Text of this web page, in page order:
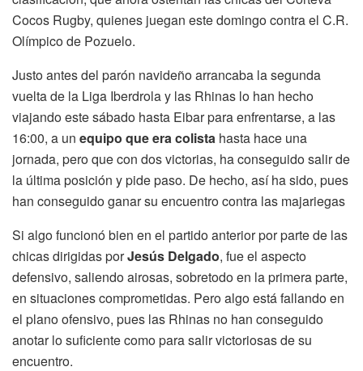
Cocos Rugby, quienes juegan este domingo contra el C.R.
Olímpico de Pozuelo.
Justo antes del parón navideño arrancaba la segunda
vuelta de la Liga Iberdrola y las Rhinas lo han hecho
viajando este sábado hasta Eibar para enfrentarse, a las
16:00, a un equipo que era colista hasta hace una
jornada, pero que con dos victorias, ha conseguido salir de
la última posición y pide paso. De hecho, así ha sido, pues
han conseguido ganar su encuentro contra las majariegas
Si algo funcionó bien en el partido anterior por parte de las
chicas dirigidas porJesús Delgado, fue el aspecto
defensivo, saliendo airosas, sobretodo en la primera parte,
en situaciones comprometidas. Pero algo está fallando en
el plano ofensivo, pues las Rhinas no han conseguido
anotar lo suficiente como para salir victoriosas de su
encuentro.